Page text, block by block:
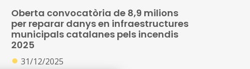
Oberta convocatòria de 8,9 milions
per reparar danys en infraestructures
municipals catalanes pels incendis
2025
● 31/12/2025